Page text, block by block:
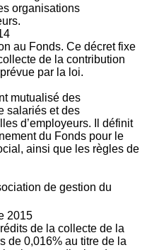
organisations
au Fonds. Ce décret fixe
de la contribution
par la loi.
mutualisé des
salariés et des
d’employeurs. Il définit
du Fonds pour le
ainsi que les règles de
de gestion du
2015
de la collecte de la
de 0,016% au titre de la